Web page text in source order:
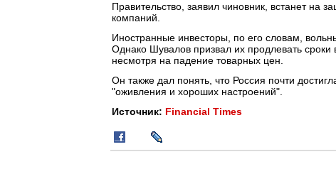
Правительство, заявил чиновник, встанет на
компаний.
Иностранные инвесторы, по его словам,
Однако Шувалов призвал их продлевать сроки
несмотря на падение товарных цен.
Он также дал понять, что Россия почти
"оживления и хороших настроений".
Источник: Financial Times